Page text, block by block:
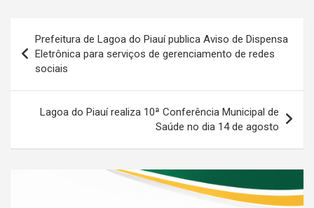
de
Post
Prefeitura de Lagoa do Piauí publica Aviso de Dispensa
Eletrônica para serviços de gerenciamento de redes
sociais
Lagoa do Piauí realiza 10ª Conferência Municipal de
Saúde no dia 14 de agosto